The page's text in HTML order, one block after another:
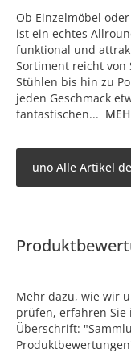
Ob Einzelmöbel
ist ein echtes
funktional und
Sortiment reicht von
Stühlen bis hin zu
jeden Geschmack
fantastischen...
uno Alle Artikel
Mehr dazu, wie wir
prüfen, erfahren
Überschrift: